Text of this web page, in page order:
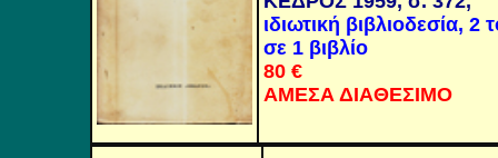
ιδιωτική βιβλιοδεσία, 2
σε 1 βιβλίο
80€
ΑΜΕΣΑ ΔΙΑΘΕΣΙΜΟ